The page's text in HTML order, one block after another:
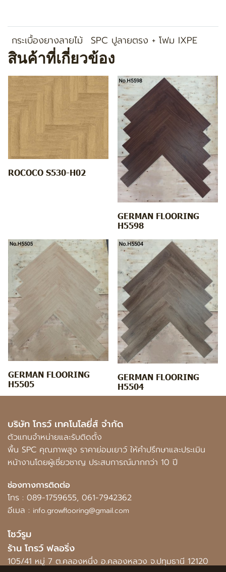
กระเบื้องยางลายไม้ SPC ปูลายตรง + โฟม IXPE
สินค้าที่เกี่ยวข้อง
ROCOCO S530-H02
GERMAN FLOORING
H5598
GERMAN FLOORING
H5505
GERMAN FLOORING
H5504
บริษัท โกรว์ เทคโนโลยี่ส์ จำกัด
ตัวแทนจำหน่ายและรับติดตั้ง
พื้น SPC คุณภาพสูง ราคาย่อมเยาว์ ให้คำปรึกษาและประเมิน
หน้างานโดยผู้เชี่ยวชาญ ประสบการณ์มากกว่า 10 ปี
ช่องทางการติดต่อ
โทร : 089-1759655, 061-7942362
อีเมล : info.growflooring@gmail.com
โชว์รูม
ร้าน โกรว์ ฟลอริ่ง
105/41 หมู่ 7 ต.คลองหนึ่ง อ.คลองหลวง จ.ปทุมธานี 12120